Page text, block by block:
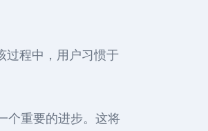
过程中，用户习惯于
个重要的进步。这将